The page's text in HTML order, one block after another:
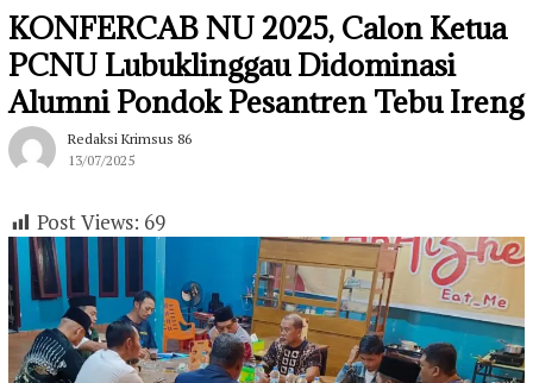
KONFERCAB NU 2025, Calon Ketua
PCNU Lubuklinggau Didominasi
Alumni Pondok Pesantren Tebu Ireng
Redaksi Krimsus 86
13/07/2025
Post Views: 69